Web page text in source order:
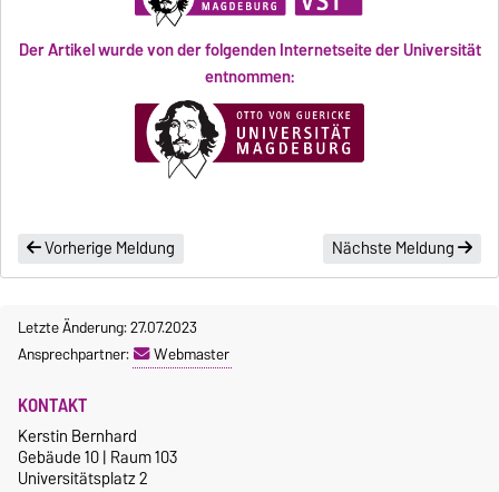
Der Artikel wurde von der folgenden Internetseite der Universität
entnommen:
Vorherige Meldung Nächste Meldung
Letzte Änderung: 27.07.2023
Ansprechpartner:
Webmaster
KONTAKT
Kerstin Bernhard
Gebäude 10 | Raum 103
Universitätsplatz 2